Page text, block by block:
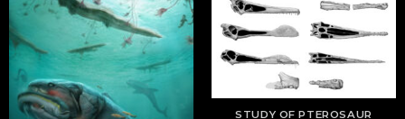
STUDY OF PTEROSAUR